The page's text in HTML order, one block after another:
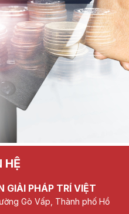
HỆ
GIẢI PHÁP TRÍ VIỆT
Gò Vấp, Thành phố Hồ